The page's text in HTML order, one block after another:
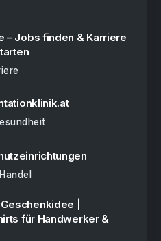
– Jobs finden & Karriere
|
für Handwerker &